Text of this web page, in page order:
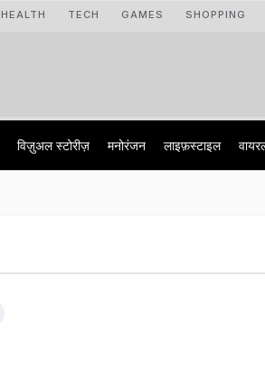
HEALTH TECH GAMES SHOPPING
विज़ुअल स्टोरीज़ मनोरंजन लाइफ़स्टाइल